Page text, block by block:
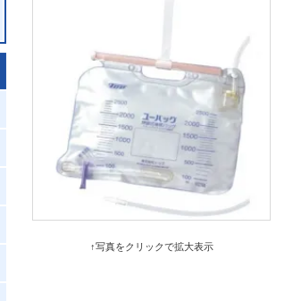
↑写真をクリックで拡大表示